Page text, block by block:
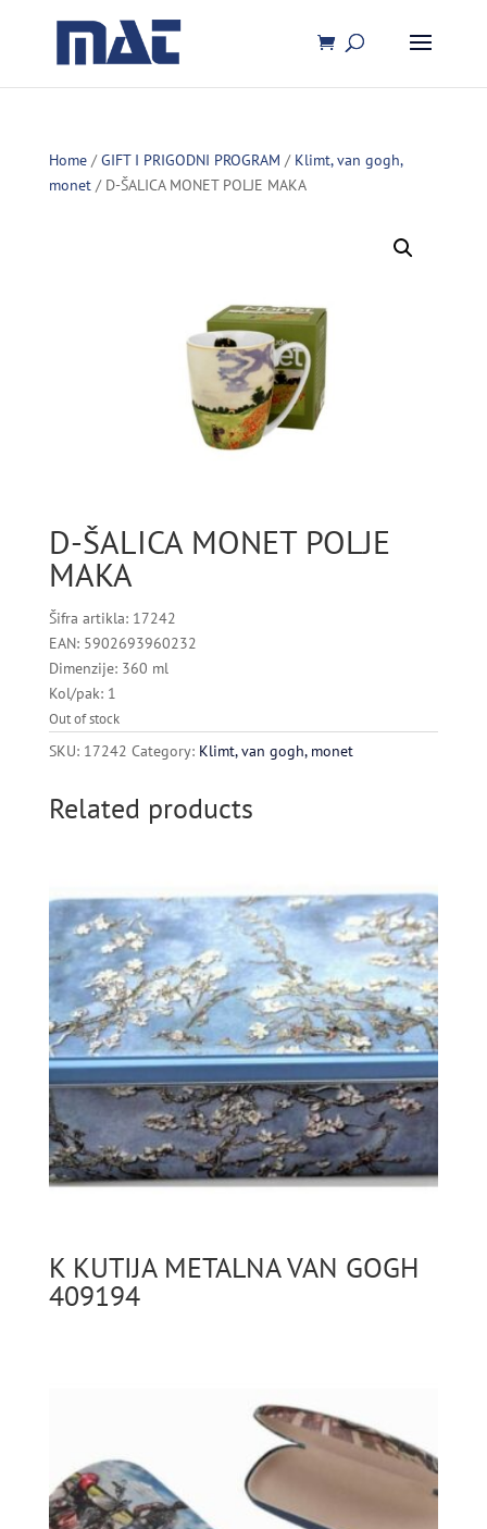
Home/GIFT I PRIGODNI PROGRAM / Klimt, van gogh,
monet/ D-ŠALICA MONET POLJE MAKA
D-ŠALICA MONET POLJE
MAKA
Šifra artikla: 17242
EAN: 5902693960232
Dimenzije: 360 ml
Kol/pak: 1
Out of stock
SKU: 17242 Category: Klimt, van gogh, monet
Related products
K KUTIJA METALNA VAN GOGH
409194